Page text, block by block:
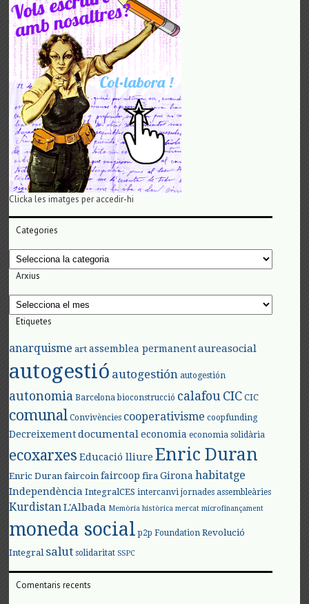
Clicka les imatges per accedir-hi
Categories
Categories
Arxius
Arxius
Etiquetes
anarquisme art assemblea permanent aureasocial
autogestió autogestión autogestión
autonomia Barcelona bioconstrucció calafouCIC CIC
comunal Convivències cooperativisme coopfunding
Decreixement documental economia economia solidària
ecoxarxes Educació lliure Enric Duran
Enric Duran faircoin faircoop fira Girona habitatge
Independència IntegralCES intercanvi jornades assembleàries
KurdistanL'Albada Memòria històrica mercat microfinançament
moneda social p2p Foundation Revolució
Integral salut solidaritat SSPC
Comentaris recents